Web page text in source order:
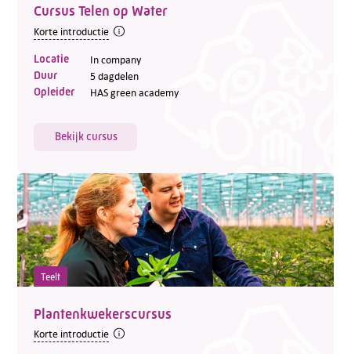
Telefoon:
088 - 329 20 70
E-mail:
Adviesgesprek
Contactformulier
Cursus Telen op Water
Korte introductie
Locatie In company
Duur 5 dagdelen
Opleider HAS green academy
Bekijk cursus
Teelt
Plantenkwekerscursus
Korte introductie